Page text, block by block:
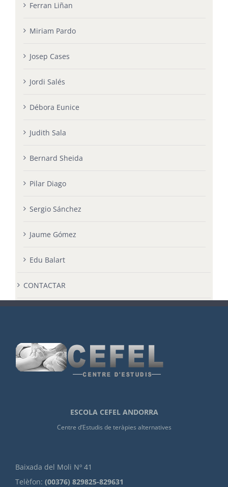
Ferran Liñan
Miriam Pardo
Josep Cases
Jordi Salés
Débora Eunice
Judith Sala
Bernard Sheida
Pilar Diago
Sergio Sánchez
Jaume Gómez
Edu Balart
CONTACTAR
ESCOLA CEFEL ANDORRA
Centre d’Estudis de teràpies alternatives
Baixada del Moli Nº 41
Telèfon: (00376) 829825-829631